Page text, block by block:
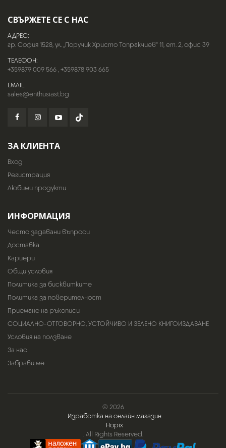
СВЪРЖЕТЕ СЕ С НАС
АДРЕС:
гр. София 1528, ул. „Поручик Христо Топракчиев“ 11, ет. 2, офис 39
ТЕЛЕФОН:
+359879 009 566,+359878 903 665
EMAIL:
sales@enthusiast.bg
ЗА КЛИЕНТА
Вход
Регистрация
Любими продукти
ИНФОРМАЦИЯ
Често задавани въпроси
Доставка
Кариери
Общи условия
Политика за бисквитките
Политика за поверителност
Приемане на ръкописи
СОЦИАЛНО-ОТГОВОРНО, УСТОЙЧИВО И ЗЕЛЕНО КНИГОИЗДАВАНЕ
Условия на ползване
За нас
Забрави ме
© 2026
Изработка на онлайн магазин
Hopix
. All Rights Reserved.